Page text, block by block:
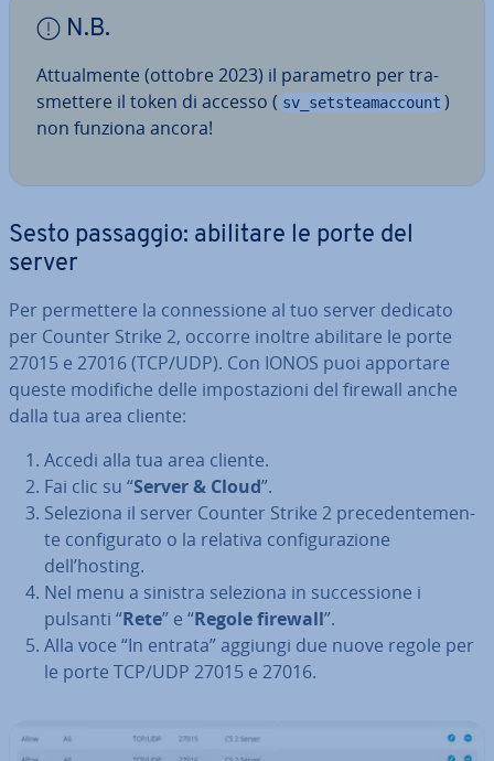
N.B.
At­tual­men­te (ottobre 2023) il parametro per tra­
smet­te­re il token di accesso ( sv_setsteamaccount )
non funziona ancora!
Sesto passaggio: abilitare le porte del
server
Per per­met­te­re la con­nes­sio­ne al tuo server dedicato
per Counter Strike 2, occorre inoltre abilitare le porte
27015 e 27016 (TCP/UDP). Con IONOS puoi apportare
queste modifiche delle im­po­sta­zio­ni del firewall anche
dalla tua area cliente:
Accedi alla tua area cliente.
Fai clic su “Server & Cloud”.
Seleziona il server Counter Strike 2 pre­ce­den­te­men­
te con­fi­gu­ra­to o la relativa con­fi­gu­ra­zio­ne
dell’hosting.
Nel menu a sinistra seleziona in suc­ces­sio­ne i
pulsanti “Rete” e “Regole firewall”.
Alla voce “In entrata” aggiungi due nuove regole per
le porte TCP/UDP 27015 e 27016.